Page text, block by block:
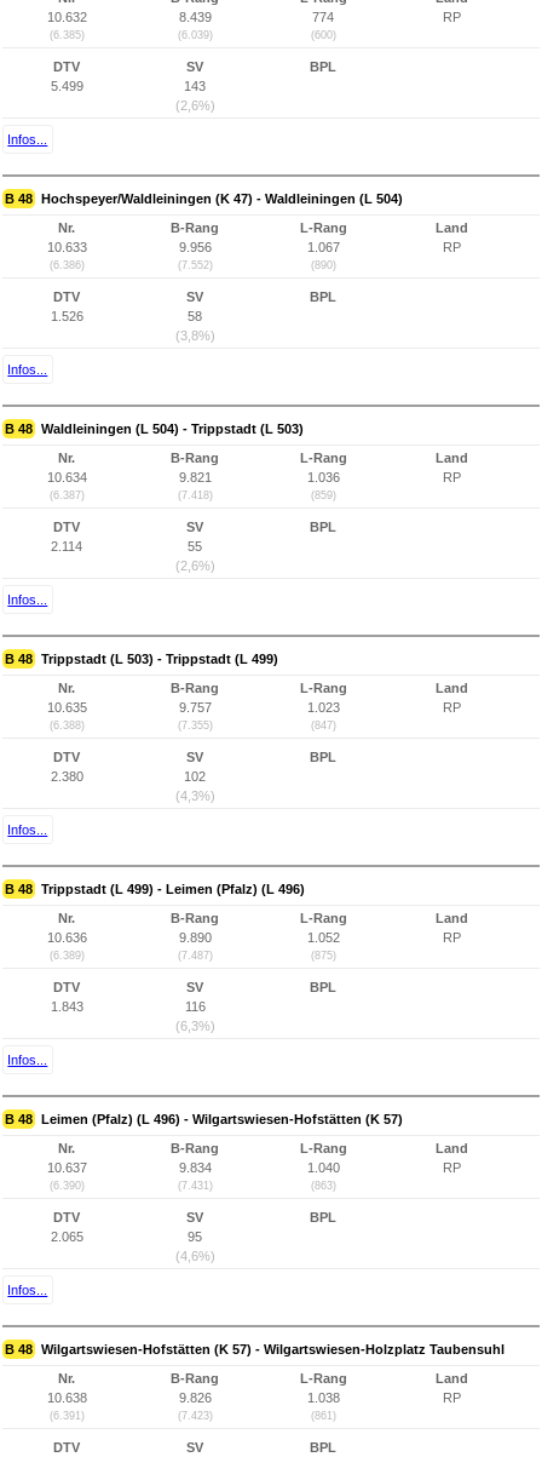
10.632
(6.385)
8.439
(6.039)
774
(600)
RP
DTV
5.499
SV
143
(2,6%)
BPL
Infos...
B 48 Hochspeyer/Waldleiningen (K 47) - Waldleiningen (L 504)
Nr.
10.633
(6.386)
B-Rang
9.956
(7.552)
L-Rang
1.067
(890)
Land
RP
DTV
1.526
SV
58
(3,8%)
BPL
Infos...
B 48 Waldleiningen (L 504) - Trippstadt (L 503)
Nr.
10.634
(6.387)
B-Rang
9.821
(7.418)
L-Rang
1.036
(859)
Land
RP
DTV
2.114
SV
55
(2,6%)
BPL
Infos...
B 48 Trippstadt (L 503) - Trippstadt (L 499)
Nr.
10.635
(6.388)
B-Rang
9.757
(7.355)
L-Rang
1.023
(847)
Land
RP
DTV
2.380
SV
102
(4,3%)
BPL
Infos...
B 48 Trippstadt (L 499) - Leimen (Pfalz) (L 496)
Nr.
10.636
(6.389)
B-Rang
9.890
(7.487)
L-Rang
1.052
(875)
Land
RP
DTV
1.843
SV
116
(6,3%)
BPL
Infos...
B 48 Leimen (Pfalz) (L 496) - Wilgartswiesen-Hofstätten (K 57)
Nr.
10.637
(6.390)
B-Rang
9.834
(7.431)
L-Rang
1.040
(863)
Land
RP
DTV
2.065
SV
95
(4,6%)
BPL
Infos...
B 48 Wilgartswiesen-Hofstätten (K 57) - Wilgartswiesen-Holzplatz Taubensuhl
Nr.
10.638
(6.391)
B-Rang
9.826
(7.423)
L-Rang
1.038
(861)
Land
RP
DTV
SV
BPL